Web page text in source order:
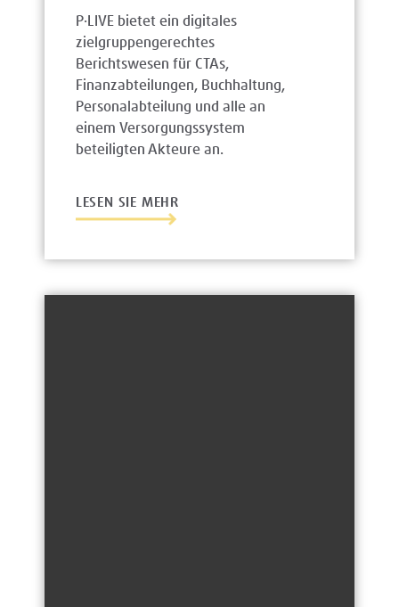
P·LIVE bietet ein digitales
zielgruppengerechtes
Berichtswesen für CTAs,
Finanzabteilungen, Buchhaltung,
Personalabteilung und alle an
einem Versorgungssystem
beteiligten Akteure an.
LESEN SIE MEHR